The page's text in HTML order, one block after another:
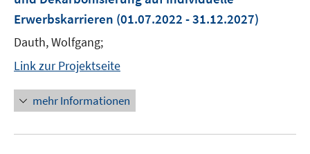
Erwerbskarrieren (01.07.2022 - 31.12.2027)
Dauth, Wolfgang;
Link zur Projektseite
mehr Informationen